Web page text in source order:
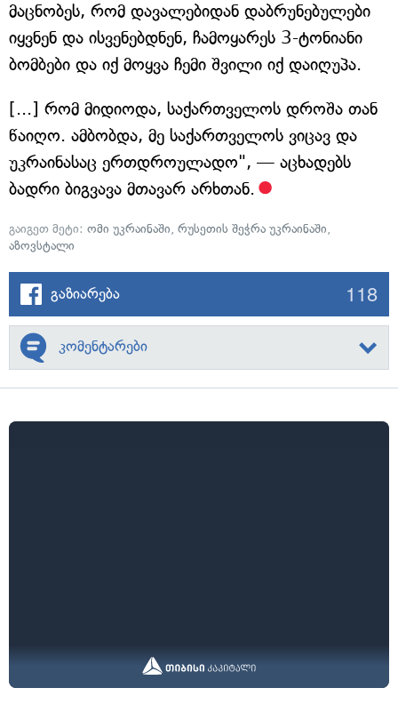
მაცნობეს, რომ დავალებიდან დაბრუნებულები
იყვნენ და ისვენებდნენ, ჩამოყარეს 3-ტონიანი
ბომბები და იქ მოყვა ჩემი შვილი იქ დაიღუპა.
[...] რომ მიდიოდა, საქართველოს დროშა თან
წაიღო. ამბობდა, მე საქართველოს ვიცავ და
უკრაინასაც ერთდროულადო", — აცხადებს
ბადრი ბიგვავა მთავარ არხთან.
გაიგეთ მეტი: ომი უკრაინაში, რუსეთის შეჭრა უკრაინაში,
აზოვსტალი
გაზიარება 118
კომენტარები